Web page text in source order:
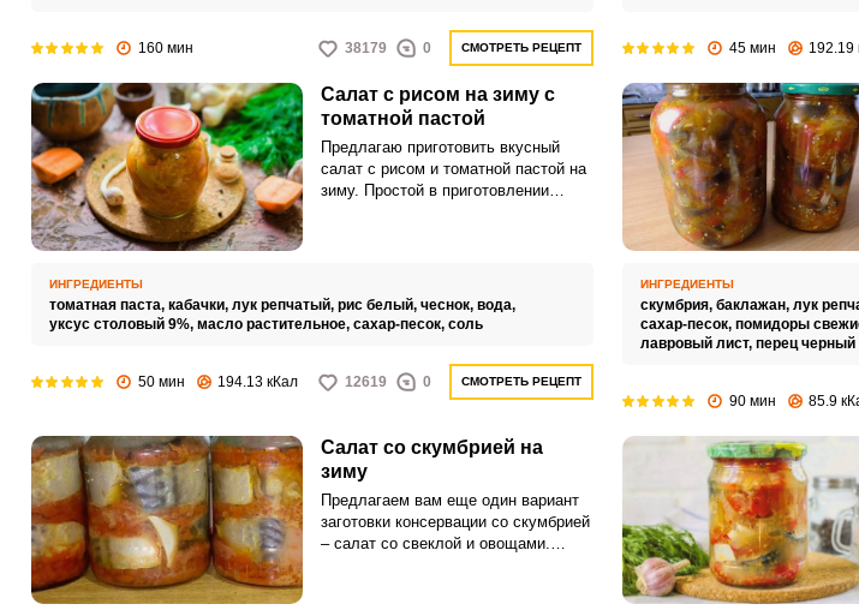
160 мин 38179 0 СМОТРЕТЬ РЕЦЕПТ 45 мин 192.19
Салат с рисом на зиму с
томатной пастой
Предлагаю приготовить вкусный
салат с рисом и томатной пастой на
зиму. Простой в приготовлении
ИНГРЕДИЕНТЫ
томатная паста, кабачки, лук репчатый, рис белый, чеснок, вода,
уксус столовый 9%, масло растительное, сахар-песок, соль
50 мин 194.13 кКал 12619 0 СМОТРЕТЬ РЕЦЕПТ
ИНГРЕДИЕНТЫ
скумбрия, баклажан, лук
сахар-песок, помидоры
лавровый лист, перец
90 мин 85.9
Салат со скумбрией на
зиму
Предлагаем вам еще один вариант
заготовки консервации со скумбрией
– салат со свеклой и овощами.